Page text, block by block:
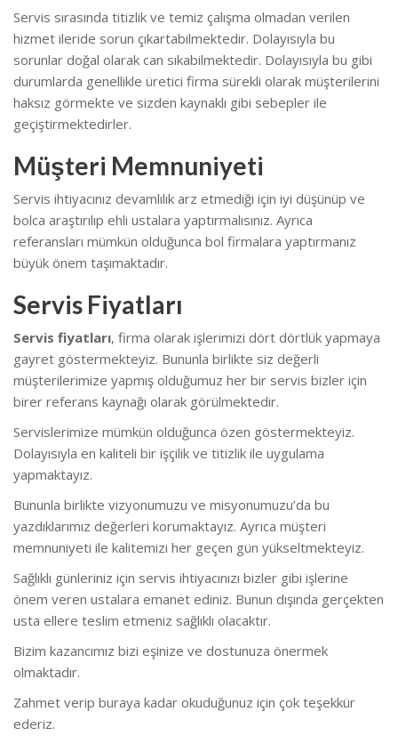
Servis sırasında titizlik ve temiz çalışma olmadan verilen
hizmet ileride sorun çıkartabilmektedir. Dolayısıyla bu
sorunlar doğal olarak can sıkabilmektedir. Dolayısıyla bu gibi
durumlarda genellikle üretici firma sürekli olarak müşterilerini
haksız görmekte ve sizden kaynaklı gibi sebepler ile
geçiştirmektedirler.
Müşteri Memnuniyeti
Servis ihtiyacınız devamlılık arz etmediği için iyi düşünüp ve
bolca araştırılıp ehli ustalara yaptırmalısınız. Ayrıca
referansları mümkün olduğunca bol firmalara yaptırmanız
büyük önem taşımaktadır.
Servis Fiyatları
Servis fiyatları, firma olarak işlerimizi dört dörtlük yapmaya
gayret göstermekteyiz. Bununla birlikte siz değerli
müşterilerimize yapmış olduğumuz her bir servis bizler için
birer referans kaynağı olarak görülmektedir.
Servislerimize mümkün olduğunca özen göstermekteyiz.
Dolayısıyla en kaliteli bir işçilik ve titizlik ile uygulama
yapmaktayız.
Bununla birlikte vizyonumuzu ve misyonumuzu’da bu
yazdıklarımız değerleri korumaktayız. Ayrıca müşteri
memnuniyeti ile kalitemizi her geçen gün yükseltmekteyiz.
Sağlıklı günleriniz için servis ihtiyacınızı bizler gibi işlerine
önem veren ustalara emanet ediniz. Bunun dışında gerçekten
usta ellere teslim etmeniz sağlıklı olacaktır.
Bizim kazancımız bizi eşinize ve dostunuza önermek
olmaktadır.
Zahmet verip buraya kadar okuduğunuz için çok teşekkür
ederiz.